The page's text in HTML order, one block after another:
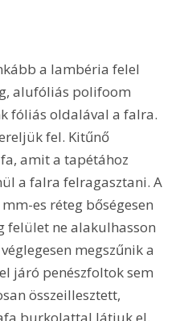
a lambéria felel
alufóliás polifoom
fóliás oldalával a falra.
fel. Kitűnő
amit a tapétához
a falra felragasztani. A
es réteg bőségesen
felület ne alakulhasson
megszűnik a
járó penészfoltok sem
összeillesztett,